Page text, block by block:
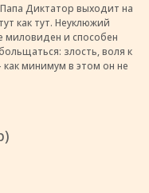
Диктатор выходит на
как тут. Неуклюжий
и способен
злость, воля к
минимум в этом он не